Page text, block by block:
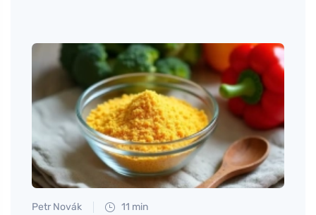
Petr Novák 11 min